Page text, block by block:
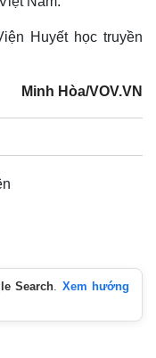
Huyết học truyền
Minh Hòa/VOV.VN
Search. Xem hướng